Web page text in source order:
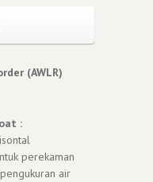
(AWLR)
:
perekaman
air